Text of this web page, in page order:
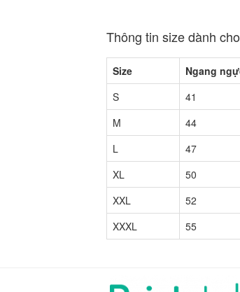
Thông tin size dành
Size Ngang
S
41
M
44
L
47
XL
50
XXL
52
XXXL
55